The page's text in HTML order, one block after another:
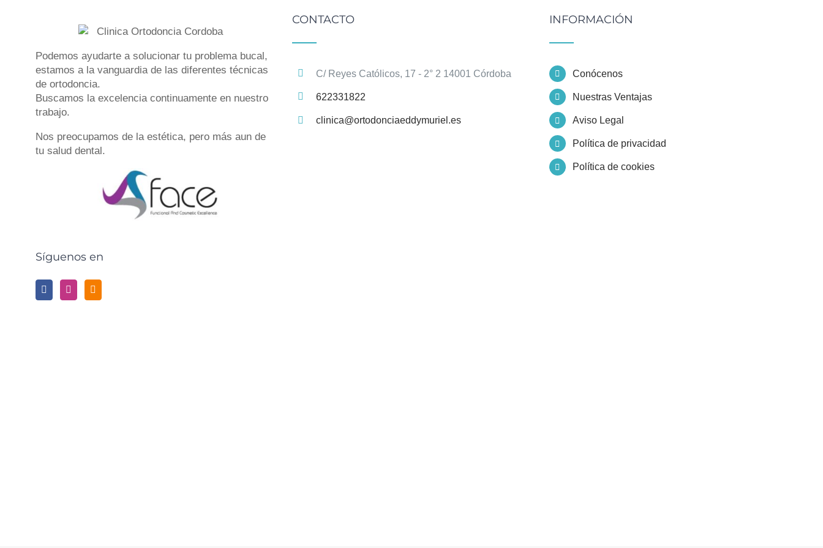
Podemos ayudarte a solucionar tu problema bucal,
estamos a la vanguardia de las diferentestécnicas
de ortodoncia.
Buscamos la excelencia continuamente en nuestro
trabajo.
Nos preocupamos de la estética, pero más aun de
tusalud dental.
Síguenos en
CONTACTO
C/ Reyes Católicos, 17 - 2° 2 14001 Córdoba
622331822
clinica@ortodonciaeddymuriel.es
INFORMACIÓN
Conócenos
Nuestras Ventajas
Aviso Legal
Política de privacidad
Política de cookies